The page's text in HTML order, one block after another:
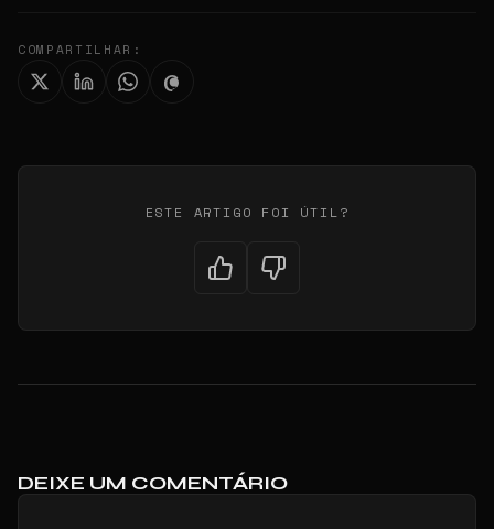
COMPARTILHAR:
ESTE ARTIGO FOI ÚTIL?
DEIXE UM COMENTÁRIO